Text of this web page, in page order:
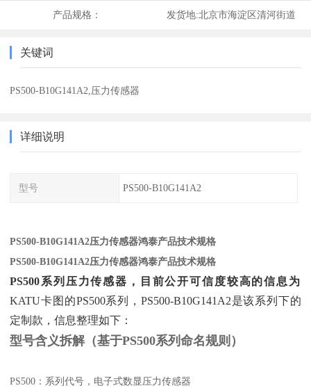
产品规格： 发货地:北京市海淀区清河街道
关键词
PS500-B10G141A2,压力传感器
详细说明
型号 PS500-B10G141A2
PS500-B10G141A2压力传感器鸿泰产品技术规格
PS500-B10G141A2压力传感器鸿泰产品技术规格
PS500系列压力传感器，目前公开可信度较高的信息为
KATU卡图的PS500系列，PS500-B10G141A2是该系列下的
定制款，信息整理如下：
型号含义拆解（基于PS500系列命名规则）
PS500：系列代号，电子式数显压力传感器